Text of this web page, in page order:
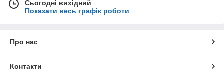
Сьогодні вихідний
Показати весь графік роботи
Про нас
Контакти